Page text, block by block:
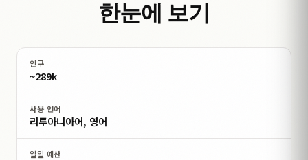
한눈에 보기
인구
~289k
사용 언어
리투아니아어, 영어
일일 예산